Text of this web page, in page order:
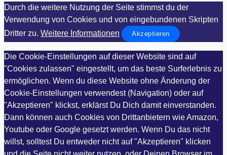
Durch die weitere Nutzung der Seite stimmst du der
Verwendung von Cookies und von eingebundenen Skripten
Dritter zu. Weitere Informationen Akzeptieren
Die Cookie-Einstellungen auf dieser Website sind auf
"Cookies zulassen" eingestellt, um das beste Surferlebnis zu
ermöglichen. Wenn du diese Website ohne Änderung der
Cookie-Einstellungen verwendest (Navigation) oder auf
"Akzeptieren" klickst, erklärst Du Dich damit einverstanden.
Dann können auch Cookies von Drittanbietern wie Amazon,
Youtube oder Google gesetzt werden. Wenn Du das nicht
willst, solltest Du entweder nicht auf "Akzeptieren" klicken